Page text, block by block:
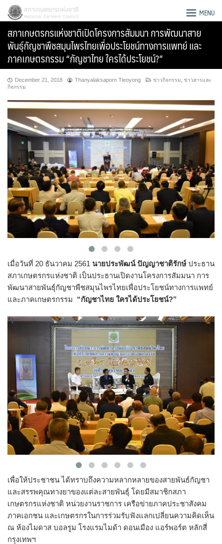
Skip
content
Search
for:
สภาเกษตรกรแห่งชาติ MENU
สภาเกษตรกรแห่งชาติเปิดโครงการสัมมนา การพัฒนาสาย
พันธุ์กัญชาพืชสมุนไพรไทยเพื่อประโยชน์ทางการแพทย์ และ
ภาคเกษตรกรรม “กัญชาไทย ใครได้ประโยชน์?”
December 21, 2018 Thanyalaksaporn Tieoyong ข่าวกิจกรรม ข่าวสารและ
กิจกรรม
เมื่อวันที่ 20 ธันวาคม 2561 นายประพัฒน์ ปัญญาชาติรักษ์ ประธาน
สภาเกษตรกรแห่งชาติ เป็นประธานเปิดงานโครงการสัมมนา การ
พัฒนาสายพันธุ์กัญชาพืชสมุนไพรไทยเพื่อประโยชน์ทางการแพทย์
และภาคเกษตรกรรม “กัญชาไทย ใครได้ประโยชน์?”
เพื่อให้ประชาชน ได้ทราบถึงความหลากหลายของสายพันธ์กัญชา
และสรรพคุณทางยาของแต่ละสายพันธุ์ โดยมีสมาชิกสภา
เกษตรกรแห่งชาติ หน่วยงานราชการ เครือข่ายภาคประชาสังคม
ภาคเอกชน และเกษตรกรในการร่วมรับฟังแลกเปลี่ยนความคิดเห็น
ณ ห้องไมดาส บอลรูม โรงแรมไมด้า ดอนเมือง แอร์พอร์ต หลักสี่
กรุงเทพฯ